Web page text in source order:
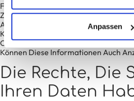
Anpassen
Für Konten, Die Sich Auf Unserer
Zutreffend), Speichern Wir Auch Die
Angegebenen Personenbezogenen
Können Ihre Persönlichen Daten
Oder Löschen (außer Ihrem
Können Diese Informationen Auch
Die Rechte, Die
Ihren Daten